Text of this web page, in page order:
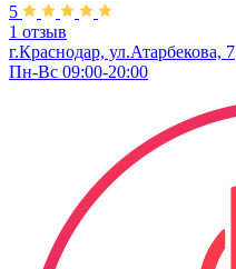
5
1 отзыв
г.Краснодар, ул.Атарбекова, 7
Пн-Вс 09:00-20:00